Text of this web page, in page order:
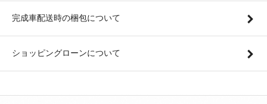
完成車配送時の梱包について
ショッピングローンについて